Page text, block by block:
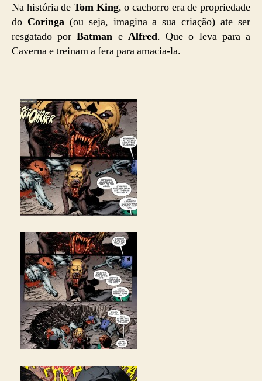
Na história de Tom King, o cachorro era de propriedade
do Coringa(ou seja, imagina a sua criação) ate ser
resgatado porBatman e Alfred. Que o leva para a
Caverna e treinam a fera para amacia-la.